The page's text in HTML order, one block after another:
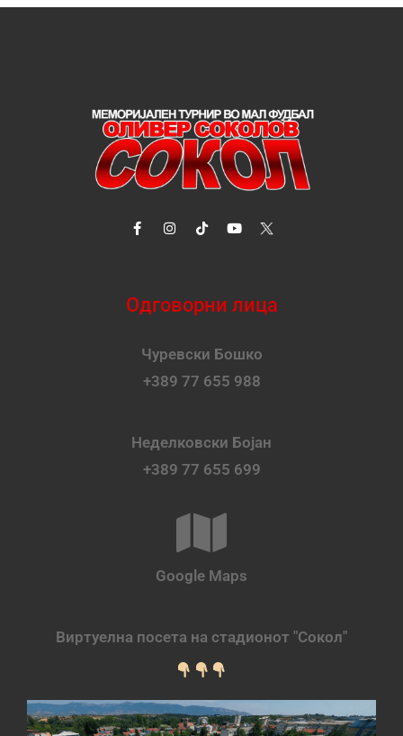
Одговорни лица
Чуревски Бошко
+389 77 655 988
Неделковски Бојан
+389 77 655 699
Google Maps
Виртуелна посета на стадионот "Сокол"